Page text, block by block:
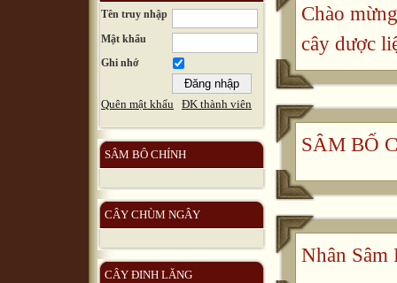
Tên truy nhập
Mật khẩu
Ghi nhớ
Quên mật khẩu ĐK thành viên
SÂM BÔ CHÍNH
CÂY CHÙM NGÂY
CÂY ĐINH LĂNG
Chào
cây dược
SÂM BỐ
Nhân Sâm